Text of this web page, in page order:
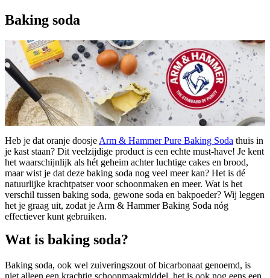
Baking soda
Heb je dat oranje doosje Arm & Hammer Pure Baking Soda thuis in
je kast staan? Dit veelzijdige product is een echte must-have! Je kent
het waarschijnlijk als hét geheim achter luchtige cakes en brood,
maar wist je dat deze baking soda nog veel meer kan? Het is dé
natuurlijke krachtpatser voor schoonmaken en meer. Wat is het
verschil tussen baking soda, gewone soda en bakpoeder? Wij leggen
het je graag uit, zodat je Arm & Hammer Baking Soda nóg
effectiever kunt gebruiken.
Wat is baking soda?
Baking soda, ook wel zuiveringszout of bicarbonaat genoemd, is
niet alleen een krachtig schoonmaakmiddel, het is ook nog eens een